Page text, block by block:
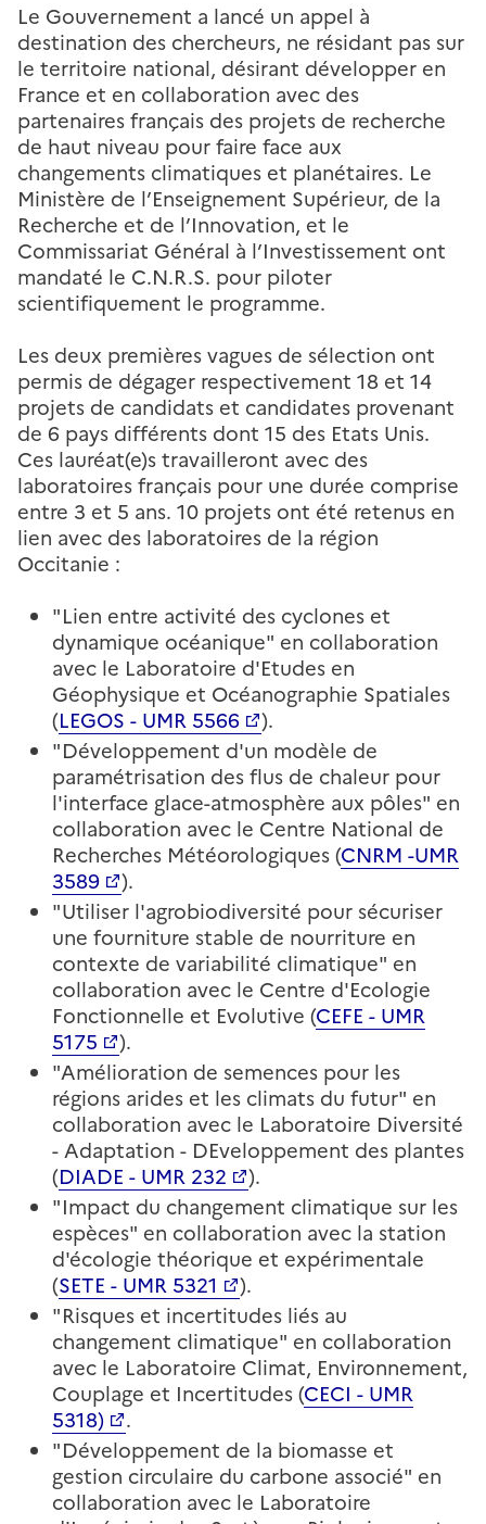
Le Gouvernement a lancé un appel à
destination des chercheurs, ne résidant pas sur
le territoire national, désirant développer en
France et en collaboration avec des
partenaires français des projets de recherche
de haut niveau pour faire face aux
changements climatiques et planétaires. Le
Ministère de l’Enseignement Supérieur, de la
Recherche et de l’Innovation, et le
Commissariat Général à l’Investissement ont
mandaté le C.N.R.S. pour piloter
scientifiquement le programme.
Les deux premières vagues de sélection ont
permis de dégager respectivement 18 et 14
projets de candidats et candidates provenant
de 6 pays différents dont 15 des Etats Unis.
Ces lauréat(e)s travailleront avec des
laboratoires français pour une durée comprise
entre 3 et 5 ans. 10 projets ont été retenus en
lien avec des laboratoires de la région
Occitanie :
"Lien entre activité des cyclones et
dynamique océanique" en collaboration
avec le Laboratoire d'Etudes en
Géophysique et Océanographie Spatiales
(LEGOS - UMR 5566
).
"Développement d'un modèle de
paramétrisation des flus de chaleur pour
l'interface glace-atmosphère aux pôles" en
collaboration avec le Centre National de
Recherches Météorologiques (CNRM -UMR
3589
).
"Utiliser l'agrobiodiversité pour sécuriser
une fourniture stable de nourriture en
contexte de variabilité climatique" en
collaboration avec le Centre d'Ecologie
Fonctionnelle et Evolutive (CEFE - UMR
5175
).
"Amélioration de semences pour les
régions arides et les climats du futur" en
collaboration avec le Laboratoire Diversité
- Adaptation - DEveloppement des plantes
(DIADE - UMR 232
).
"Impact du changement climatique sur les
espèces" en collaboration avec la station
d'écologie théorique et expérimentale
(SETE - UMR 5321
).
"Risques et incertitudes liés au
changement climatique" en collaboration
avec le Laboratoire Climat, Environnement,
Couplage et Incertitudes (CECI - UMR
5318)
.
"Développement de la biomasse et
gestion circulaire du carbone associé" en
collaboration avec le Laboratoire